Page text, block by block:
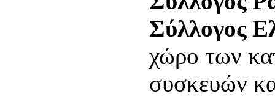
Σύλλογος
χώρο των
συσκευών